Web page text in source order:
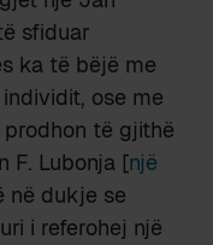
sfiduar
ka të bëjë me
ose me
të gjithë
F. Lubonja [një
në dukje se
i referohej një